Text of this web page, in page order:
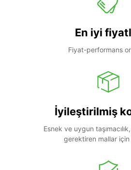
En iyi
Fiyat-performans
İyileştirilmiş
Esnek ve uygun
gerektiren mallar